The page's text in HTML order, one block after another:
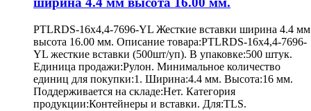
PTLRDS-16x4,4-7696-YL Жесткие вставки ширина 4.4 мм
высота 16.00 мм. Описание товара:PTLRDS-16x4,4-7696-
YL жесткие вставки (500шт/уп). В упаковке:500 штук.
Единица продажи:Рулон. Минимальное количество
единиц для покупки:1. Ширина:4.4 мм. Высота:16 мм.
Поддерживается на складе:Нет. Категория
продукции:Контейнеры и вставки. Для:TLS.